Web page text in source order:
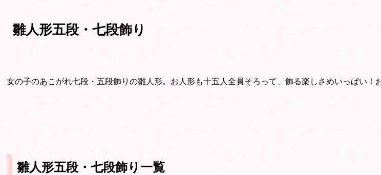
雛人形五段・七段飾り
女の子のあこがれ七段・五段飾りの雛人形。お人形も十五人全員そろって、飾る楽しさめいっぱい！
雛人形五段・七段飾り一覧